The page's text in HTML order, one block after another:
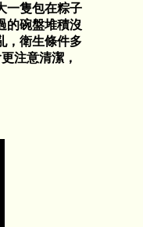
一隻包在粽子
的碗盤堆積沒
，衛生條件多
注意清潔，